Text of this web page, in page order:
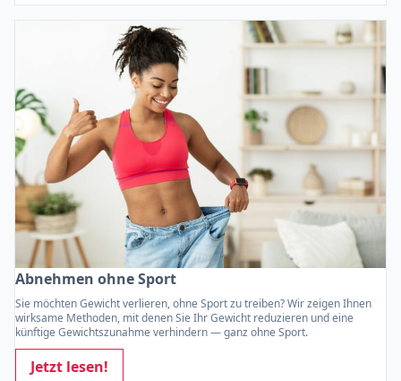
Abnehmen ohne Sport
Sie möchten Gewicht verlieren, ohne Sport zu treiben? Wir zeigen Ihnen
wirksame Methoden, mit denen Sie Ihr Gewicht reduzieren und eine
künftige Gewichtszunahme verhindern — ganz ohne Sport.
Jetzt lesen!